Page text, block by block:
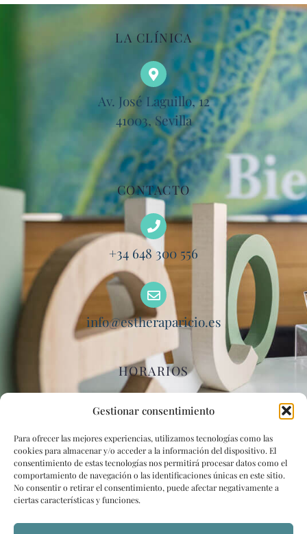
Gestionar consentimiento
Para ofrecer las mejores experiencias, utilizamos tecnologías como las
cookies para almacenar y/o acceder a la información del dispositivo. El
consentimiento de estas tecnologías nos permitirá procesar datos como el
comportamiento de navegación o las identificaciones únicas en este sitio.
No consentir o retirar el consentimiento, puede afectar negativamente a
ciertas características y funciones.
LA CLÍNICA
Av. José Laguillo, 12
41003, Sevilla
CONTACTO
+34 648 300 556
info@estheraparicio.es
HORARIOS
Lunes – Viernes